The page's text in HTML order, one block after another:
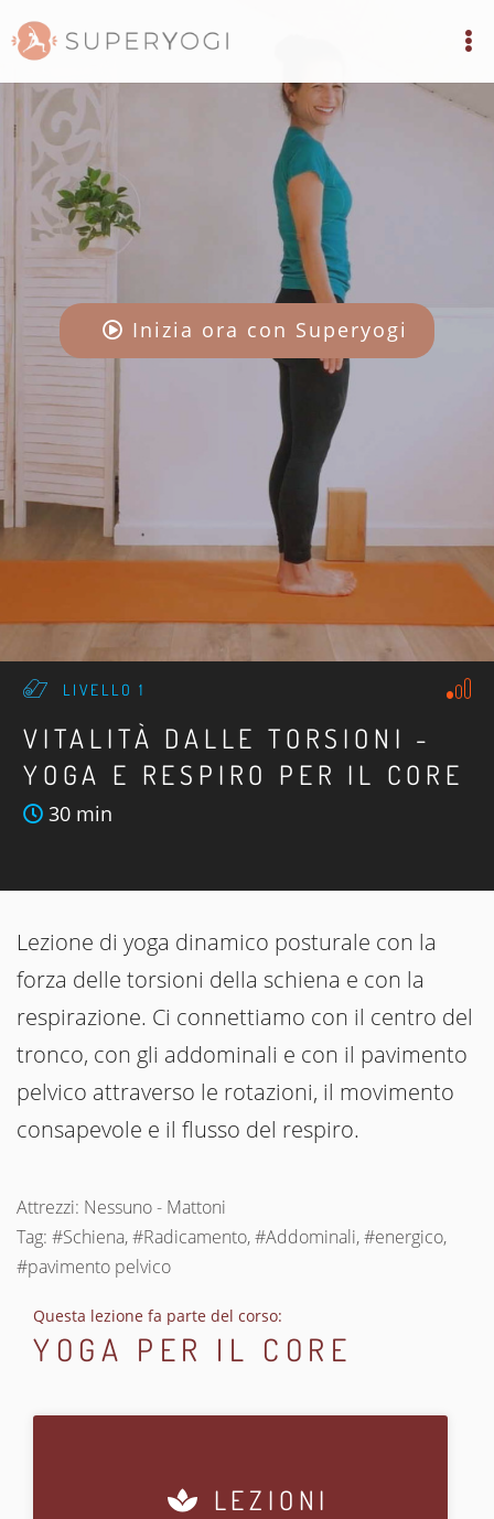
Inizia ora con Superyogi
LIVELLO 1
VITALITÀ DALLE TORSIONI -
YOGA E RESPIRO PER IL CORE
30 min
Lezione di yoga dinamico posturale con la
forza delle torsioni della schiena e con la
respirazione. Ci connettiamo con il centro del
tronco, con gli addominali e con il pavimento
pelvico attraverso le rotazioni, il movimento
consapevole e il flusso del respiro.
Attrezzi: Nessuno - Mattoni
Tag: #Schiena, #Radicamento, #Addominali, #energico,
#pavimento pelvico
Questa lezione fa parte del corso:
YOGA PER IL CORE
LEZIONI